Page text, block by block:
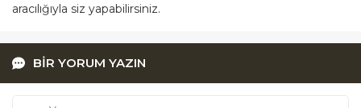
aracılığıyla siz yapabilirsiniz.
BİR YORUM YAZIN